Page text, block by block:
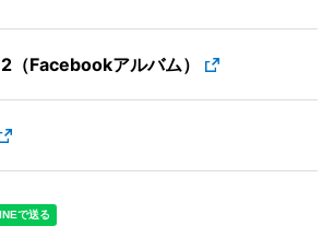
（Facebookアルバム）